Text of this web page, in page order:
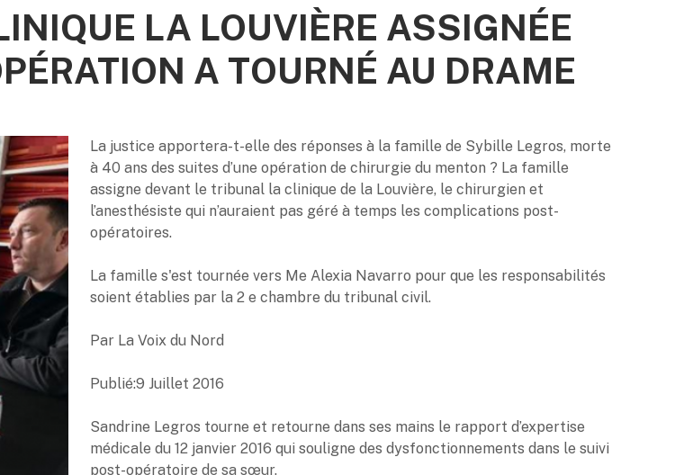
LA LOUVIÈRE ASSIGNÉE
A TOURNÉ AU DRAME
La justice apportera-t-elle des réponses à la famille de Sybille Legros, morte
à 40 ans des suites d’une opération de chirurgie du menton ? La famille
assigne devant le tribunal la clinique de la Louvière, le chirurgien et
l’anesthésiste qui n’auraient pas géré à temps les complications post-
opératoires.
La famille s'est tournée vers Me Alexia Navarro pour que les responsabilités
soient établies par la 2 e chambre du tribunal civil.
Par La Voix du Nord
Publié:9 Juillet 2016
Sandrine Legros tourne et retourne dans ses mains le rapport d’expertise
médicale du 12 janvier 2016 qui souligne des dysfonctionnements dans le suivi
post-opératoire de sa sœur.